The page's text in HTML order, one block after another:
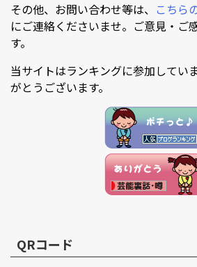
その他、お問い合わせ等は、 こちら
にご連絡くださいませ。ご意見・ご
す。
当サイトはランキングに参加してい
がとうございます。
QRコード